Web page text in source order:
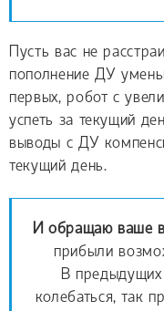
Пусть вас не
пополнение ДУ
первых, робот с
успеть за текущий
выводы с ДУ
текущий день.
И обращаю ваше
прибыли
В
колебаться, так